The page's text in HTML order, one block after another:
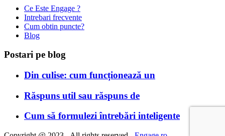
Ce Este Engage ?
Intrebari frecvente
Cum obtin puncte?
Blog
Postari pe blog
Din culise: cum funcționează un
Răspuns util sau răspuns de
Cum să formulezi întrebări inteligente